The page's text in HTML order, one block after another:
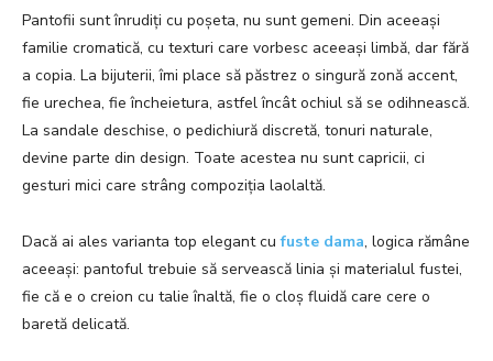
Pantofii sunt înrudiți cu poșeta, nu sunt gemeni. Din aceeași
familie cromatică, cu texturi care vorbesc aceeași limbă, dar fără
a copia. La bijuterii, îmi place să păstrez o singură zonă accent,
fie urechea, fie încheietura, astfel încât ochiul să se odihnească.
La sandale deschise, o pedichiură discretă, tonuri naturale,
devine parte din design. Toate acestea nu sunt capricii, ci
gesturi mici care strâng compoziția laolaltă.
Dacă ai ales varianta top elegant cufuste dama, logica rămâne
aceeași: pantoful trebuie să servească linia și materialul fustei,
fie că e o creion cu talie înaltă, fie o cloș fluidă care cere o
baretă delicată.